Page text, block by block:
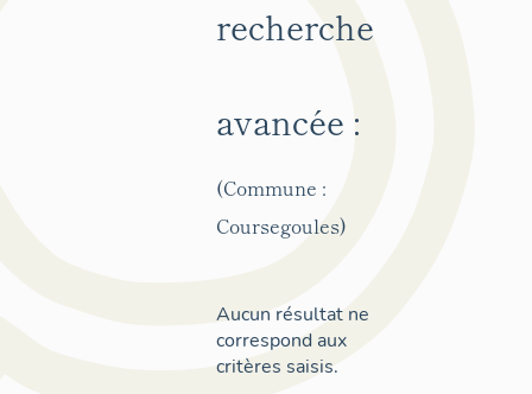
recherche
avancée :
(Commune :
Coursegoules)
Aucun résultat ne
correspond aux
critères saisis.